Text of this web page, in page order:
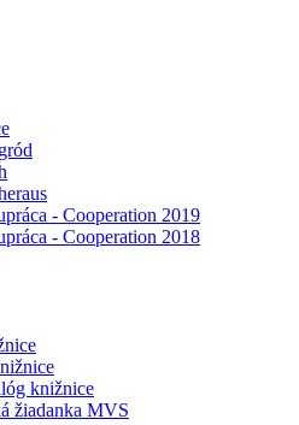
- Cooperation 2019
- Cooperation 2018
knižnice
žiadanka MVS